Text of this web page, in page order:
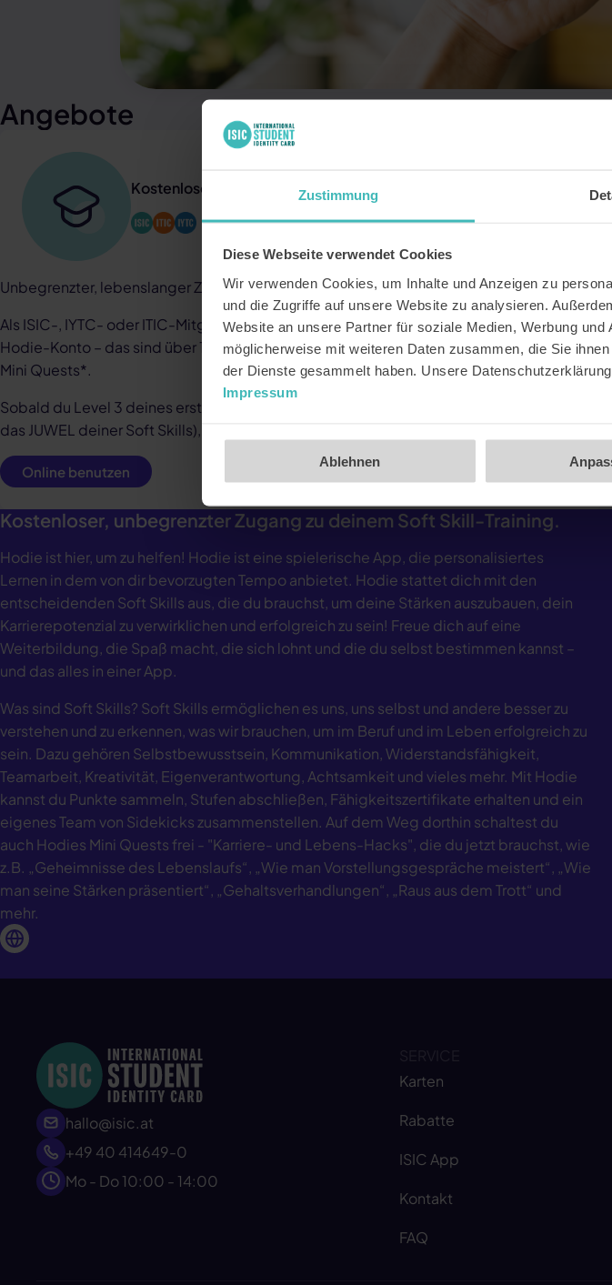
Zustimmung
Diese Webseite verwendet Cookies
Wir verwenden Cookies, um Inhalte und Anzeigen zu
und die Zugriffe auf unsere Website zu analysieren.
Website an unsere Partner für soziale Medien, Werbung
möglicherweise mit weiteren Daten zusammen, die Sie
der Dienste gesammelt haben. Unsere
Impressum
Ablehnen
Angebote
Kostenloses unbegrenztes Hodie-Benutzerkonto
Unbegrenzter, lebenslanger Zugang zu Hodie, KOSTENLOS!
Als ISIC-, IYTC- oder ITIC-Mitglied erhältst du VIP-Zugang zu einem unbegrenzten
Hodie-Konto – das sind über 100 Stunden Training für Soft Skills plus unbegrenzte
Mini Quests*.
Sobald du Level 3 deines ersten Skillbereichs gemeistert hast (Selbstbewusstsein,
das JUWEL deiner Soft Skills), schaltest du die hodie Mini Quests frei.
Online benutzen
Kostenloser, unbegrenzter Zugang zu deinem Soft Skill-Training.
Hodie ist hier, um zu helfen! Hodie ist eine spielerische App, die personalisiertes
Lernen in dem von dir bevorzugten Tempo anbietet. Hodie stattet dich mit den
entscheidenden Soft Skills aus, die du brauchst, um deine Stärken auszubauen, dein
Karrierepotenzial zu verwirklichen und erfolgreich zu sein! Freue dich auf eine
Weiterbildung, die Spaß macht, die sich lohnt und die du selbst bestimmen kannst –
und das alles in einer App.
Was sind Soft Skills? Soft Skills ermöglichen es uns, uns selbst und andere besser zu
verstehen und zu erkennen, was wir brauchen, um im Beruf und im Leben erfolgreich zu
sein. Dazu gehören Selbstbewusstsein, Kommunikation, Widerstandsfähigkeit,
Teamarbeit, Kreativität, Eigenverantwortung, Achtsamkeit und vieles mehr. Mit Hodie
kannst du Punkte sammeln, Stufen abschließen, Fähigkeitszertifikate erhalten und ein
eigenes Team von Sidekicks zusammenstellen. Auf dem Weg dorthin schaltest du
auch Hodies Mini Quests frei - "Karriere- und Lebens-Hacks", die du jetzt brauchst, wie
z.B. „Geheimnisse des Lebenslaufs“, „Wie man Vorstellungsgespräche meistert“, „Wie
man seine Stärken präsentiert“, „Gehaltsverhandlungen“, „Raus aus dem Trott“ und
mehr.
hallo@isic.at
+49 40 414649-0
Mo - Do 10:00 - 14:00
Karten
Rabatte
ISIC App
Kontakt
FAQ